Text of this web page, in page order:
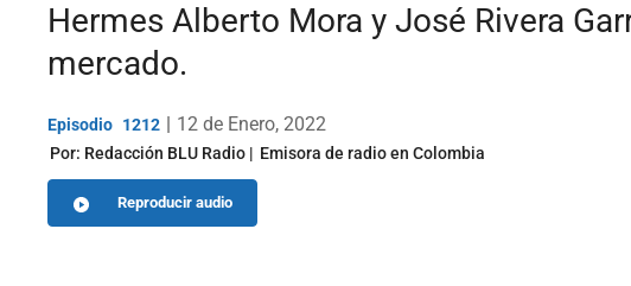
Hermes Alberto Mora y José Rivera
mercado.
1212 | 12 de Enero, 2022
Por: Redacción BLU Radio Emisora de radio en Colombia
Reproducir audio